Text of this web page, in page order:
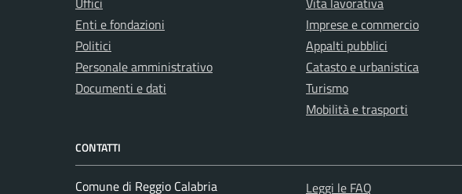
Enti e fondazioni
Politici
Personale amministrativo
Documenti e dati
Imprese e commercio
Appalti pubblici
Catasto e urbanistica
Turismo
Mobilità e trasporti
CONTATTI
Comune di Reggio Calabria Leggi le FAQ